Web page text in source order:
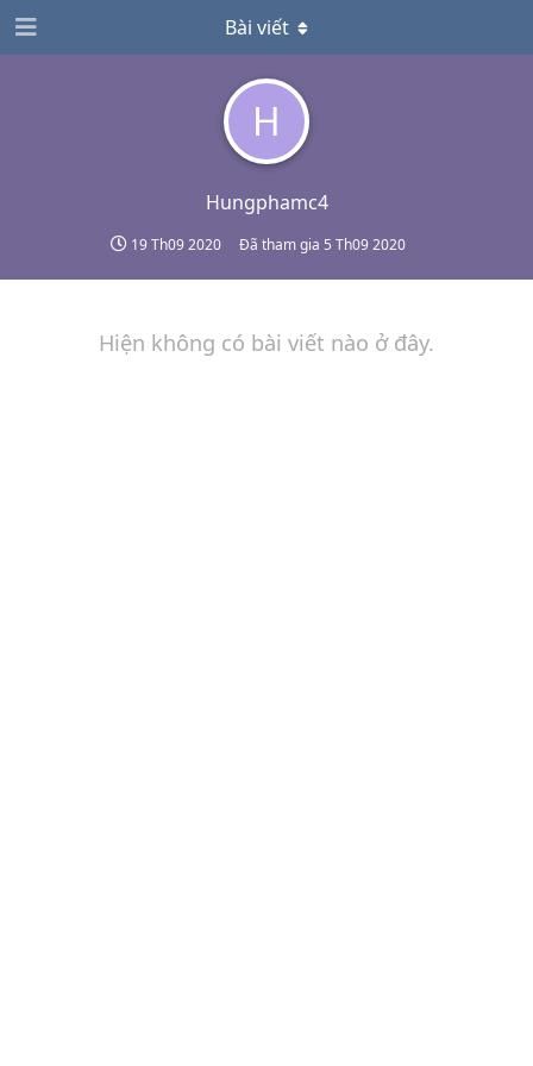
H
Hungphamc4
19 Th09 2020 Đã tham gia 5 Th09 2020
Bài viết
Hiện không có bài viết nào ở đây.